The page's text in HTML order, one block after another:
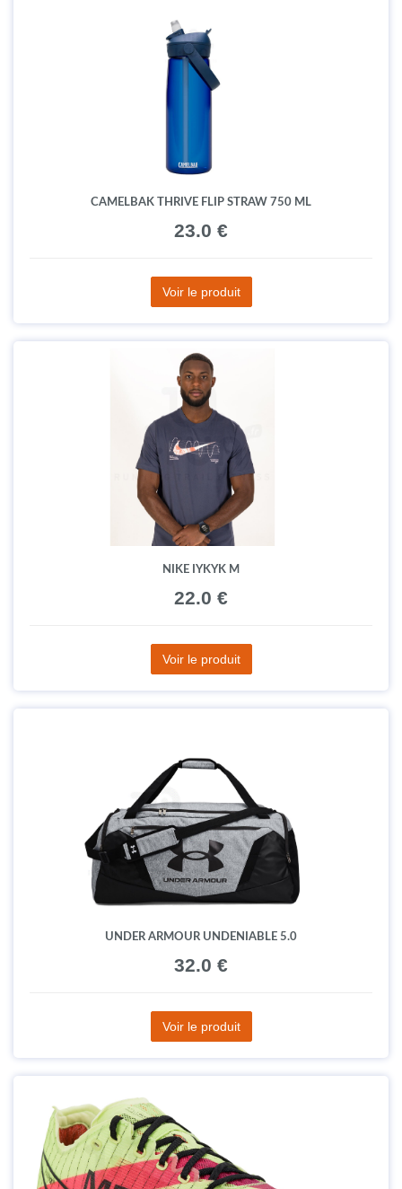
CAMELBAK THRIVE FLIP STRAW 750 ML
23.0 €
Voir le produit
NIKE IYKYK M
22.0 €
Voir le produit
UNDER ARMOUR UNDENIABLE 5.0
32.0 €
Voir le produit